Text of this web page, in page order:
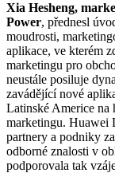
Xia Hesheng,
Power, přednesl
moudrosti,
aplikace, ve kterém
marketingu pro
neustále posiluje
zavádějící nové
Latinské Americe na
marketingu. Huawei
partnery a podniky
odborné znalosti v
podporovala tak